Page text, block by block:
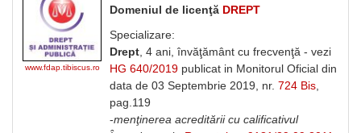
www.fdap.tibiscus.ro
Domeniul de licenţă DREPT
Specializare:
Drept , 4 ani, învăţământ cu frecvenţă - vezi
HG 640/2019 publicat in Monitorul Oficial din
data de 03 Septembrie 2019, nr. 724 Bis
pag.119
-menţinerea acreditării cu calificativul